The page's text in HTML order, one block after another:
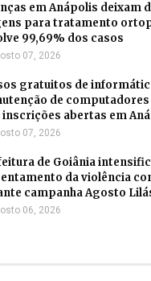
em Anápolis deixam
para tratamento
99,69% dos casos
07, 2026
gratuitos de
de computadores
abertas em
07, 2026
de Goiânia
da violência
campanha Agosto
06, 2026